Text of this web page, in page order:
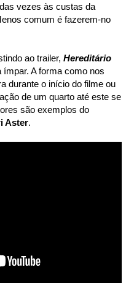
vezes às custas da
comum é fazerem-no
ao trailer, Hereditário
A forma como nos
durante o início do filme ou
de um quarto até este se
são exemplos do
Aster.